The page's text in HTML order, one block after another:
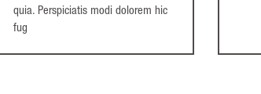
quia. Perspiciatis modi dolorem hic
fug